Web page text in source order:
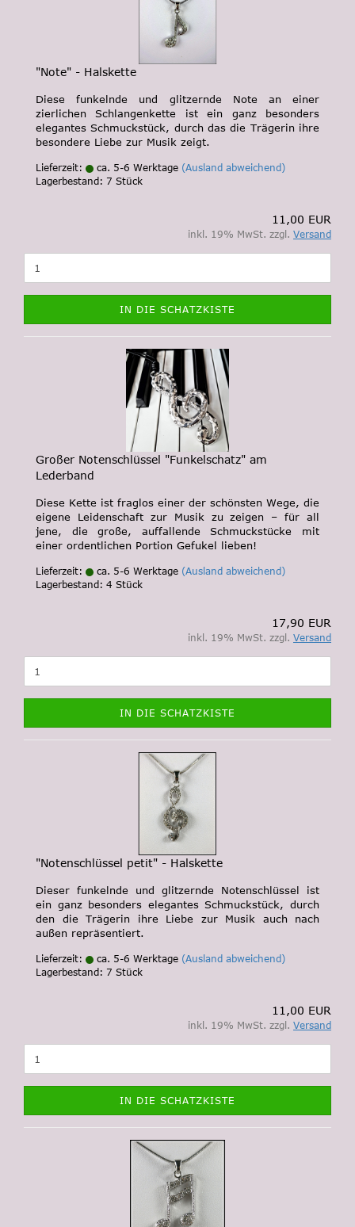
"Note" - Halskette
Diese funkelnde und glitzernde Note an einer
zierlichen Schlangenkette ist ein ganz besonders
elegantes Schmuckstück, durch das die Trägerin ihre
besondere Liebe zur Musik zeigt.
Lieferzeit: ca. 5-6 Werktage (Ausland abweichend)
Lagerbestand: 7 Stück
11,00 EUR
inkl. 19% MwSt. zzgl. Versand
IN DIE SCHATZKISTE
Großer Notenschlüssel "Funkelschatz" am
Lederband
Diese Kette ist fraglos einer der schönsten Wege, die
eigene Leidenschaft zur Musik zu zeigen – für all
jene, die große, auffallende Schmuckstücke mit
einer ordentlichen Portion Gefukel lieben!
Lieferzeit: ca. 5-6 Werktage (Ausland abweichend)
Lagerbestand: 4 Stück
17,90 EUR
inkl. 19% MwSt. zzgl. Versand
IN DIE SCHATZKISTE
"Notenschlüssel petit" - Halskette
Dieser funkelnde und glitzernde Notenschlüssel ist
ein ganz besonders elegantes Schmuckstück, durch
den die Trägerin ihre Liebe zur Musik auch nach
außen repräsentiert.
Lieferzeit: ca. 5-6 Werktage (Ausland abweichend)
Lagerbestand: 7 Stück
11,00 EUR
inkl. 19% MwSt. zzgl. Versand
IN DIE SCHATZKISTE